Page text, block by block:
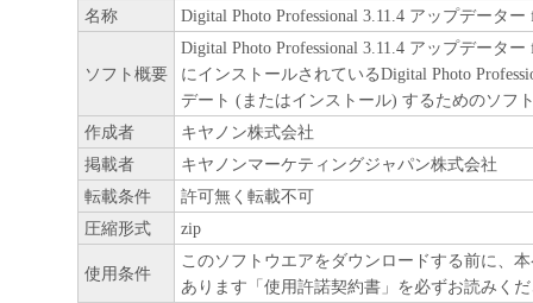
名称 Digital Photo Professional 3.11.4 アップデーター
ソフト概要
Digital Photo Professional 3.11.4 アップデータ
にインストールされているDigital Photo
デート (またはインストール) するためのソフ
作成者
キヤノン株式会社
掲載者
キヤノンマーケティングジャパン株式会社
転載条件
許可無く転載不可
圧縮形式
zip
使用条件
このソフトウエアをダウンロードする前に、
あります「使用許諾契約書」を必ずお読みく